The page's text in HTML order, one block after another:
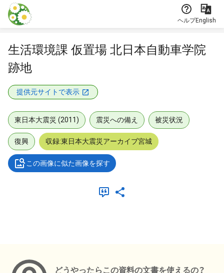
本文に飛ぶ
ヘルプEnglish
生活環境課 仮置場 北日本自動車学院
跡地
提供元サイトで表示
東日本大震災 (2011) 震災への備え 被災状況
復興 収録:東日本大震災アーカイブ宮城
この画像に似た画像を探す
どうやったらこの資料の文書を使えるの？